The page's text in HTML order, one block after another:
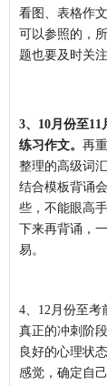
看图、表格作
可以参照的，
题也要及时关
3、10月份至11
练习作文。 再
整理的高级词
结合模板背诵
些，不能眼高
下来再背诵，
易。
4、12月份至考
真正的冲刺阶
良好的心理状
感觉，确定自